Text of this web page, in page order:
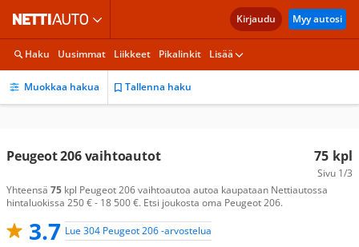
Kirjaudu Myy autosi
Haku Uusimmat Liikkeet Pikalinkit Lisää
Muokkaa hakua Tallenna haku
75 kpl
Sivu 1/3
Peugeot 206 vaihtoautot
Yhteensä 75 kpl Peugeot 206 vaihtoautoa autoa kaupataan Nettiautossa
hintaluokissa 250 € - 18 500 €. Etsi joukosta oma Peugeot 206.
3.7 Lue 304 Peugeot 206 -arvostelua